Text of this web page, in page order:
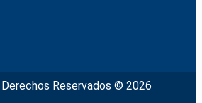
Reservados © 2026